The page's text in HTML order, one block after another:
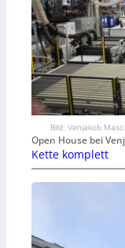
Bild: Venjakob
Open House bei
Kette komplett